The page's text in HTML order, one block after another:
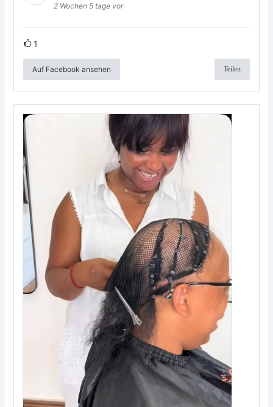
2 Wochen 5 tage vor
1
Auf Facebook ansehen Teilen